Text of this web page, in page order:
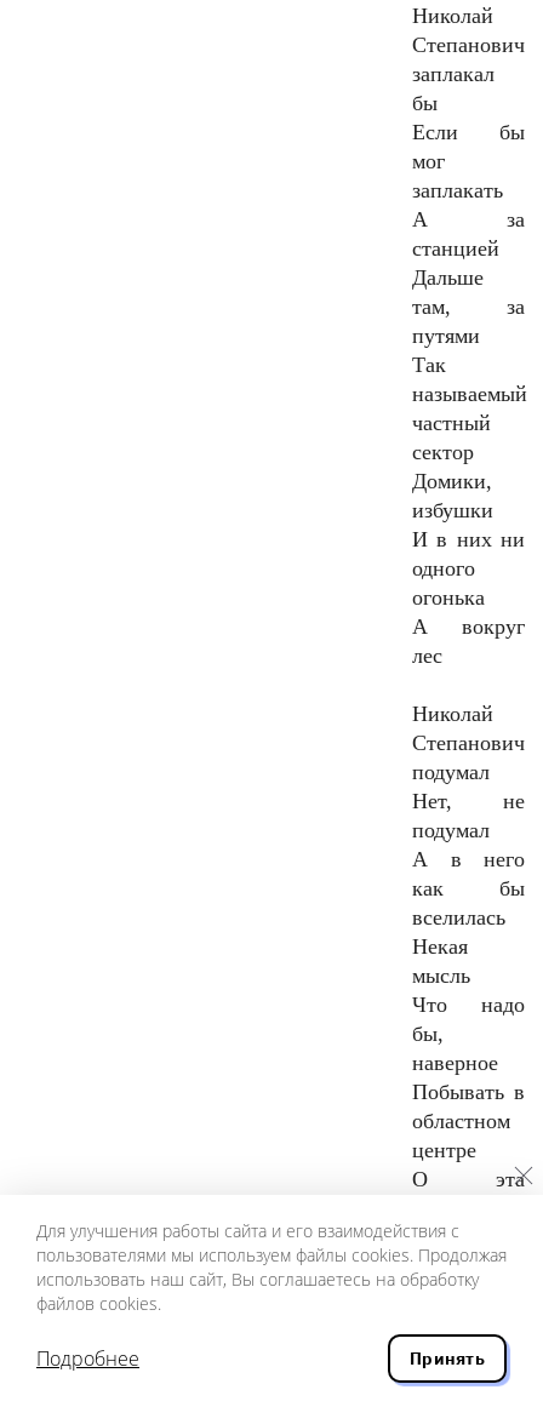
Николай
Степанович
заплакал
бы
Если бы
мог
заплакать
А за
станцией
Дальше
там, за
путями
Так
называемый
частный
сектор
Домики,
избушки
И в них ни
одного
огонька
А вокруг
лес
Николай
Степанович
подумал
Нет, не
подумал
А в него
как бы
вселилась
Некая
мысль
Что надо
бы,
наверное
Побывать в
областном
центре
О эта
пояснице
О эти
легкие,
Движения
плечевым
Для улучшения работы сайта и его взаимодействия с
пользователями мы используем файлы cookies. Продолжая
использовать наш сайт, Вы соглашаетесь на обработку
файлов cookies.
Подробнее Принять